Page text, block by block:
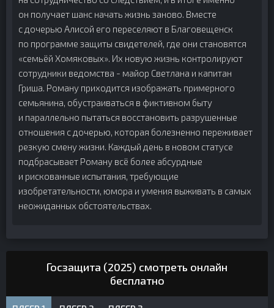
он получает шанс начать жизнь заново. Вместе
с дочерью Алисой его переселяют в Благовещенск
по программе защиты свидетелей, где они становятся
«семьёй Хомяковых». Их новую жизнь контролируют
сотрудники ведомства - майор Светлана и капитан
Гриша. Роману приходится изображать примерного
семьянина, обустраиваться в фиктивном быту
и параллельно пытаться восстановить разрушенные
отношения с дочерью, которая болезненно переживает
резкую смену жизни. Каждый день в новом статусе
подбрасывает Роману всё более абсурдные
и рискованные испытания, требующие
изобретательности, юмора и умения выживать в самых
неожиданных обстоятельствах.
Госзащита (2025) смотреть онлайн
бесплатно